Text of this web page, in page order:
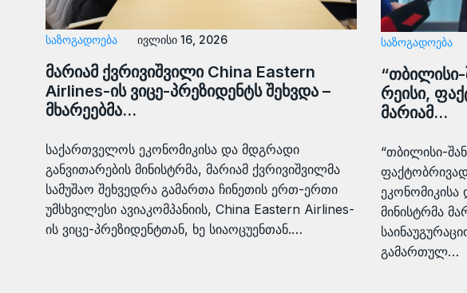
ᲡᲐᲖᲝᲒᲐᲓᲝᲔᲑᲐ ივლისი 16, 2026
მარიამ ქვრივიშვილი China Eastern
Airlines-ის ვიცე-პრეზიდენტს შეხვდა –
მხარეებმა…
საქართველოს ეკონომიკისა და მდგრადი
განვითარების მინისტრმა, მარიამ ქვრივიშვილმა
სამუშაო შეხვედრა გამართა ჩინეთის ერთ-ერთი
უმსხვილესი ავიაკომპანიის, China Eastern Airlines-
ის ვიცე-პრეზიდენტთან, ხე სიაოცუენთან.…
ᲡᲐᲖᲝᲒᲐᲓᲝᲔᲑᲐ
“თბილისი-
რეისი,
მარიამ…
“თბილისი-
მინისტრმა
გამართულ…